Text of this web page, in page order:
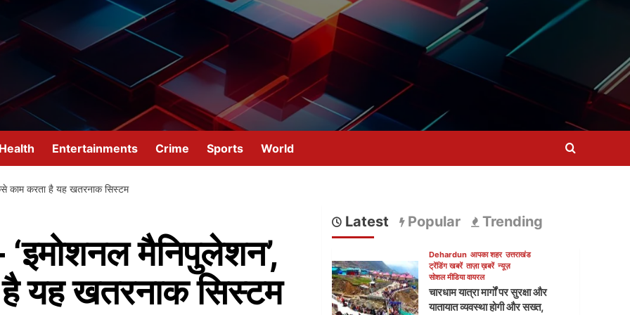
Health Entertainments Crime Sports World
काम करता है यह खतरनाक सिस्टम
मैनिपुलेशन’,
यह खतरनाक सिस्टम
Latest Popular Trending
Dehardun आपका शहर उत्तराखंड
ट्रेंडिंग खबरें ताज़ा ख़बरें न्यूज़
सोशल मीडिया वायरल
चारधाम यात्रा मार्गों पर सुरक्षा और
यातायात व्यवस्था होगी और सख्त,